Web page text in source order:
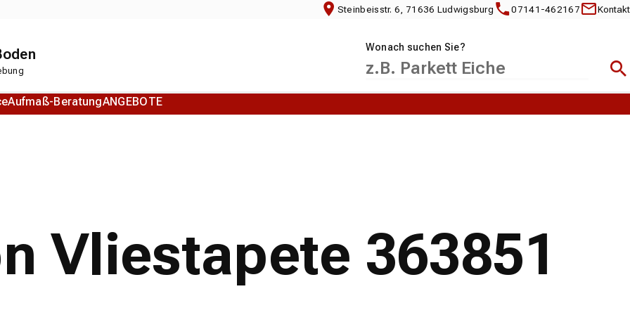
Steinbeisstr. 6, 71636 Ludwigsburg 07141-462167 Kontakt
Wonach suchen Sie?
Aufmaß-BeratungANGEBOTE
Vliestapete 363851